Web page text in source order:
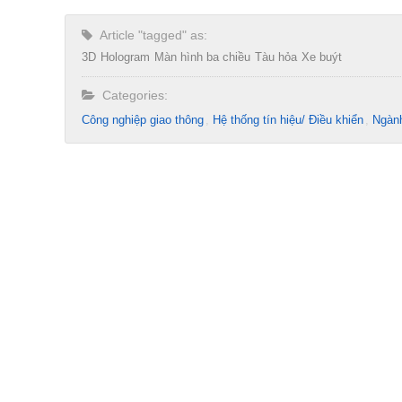
Article "tagged" as:
3D Hologram Màn hình ba chiều Tàu hỏa Xe buýt
Categories:
Công nghiệp giao thông Hệ thống tín hiệu/ Điều khiển